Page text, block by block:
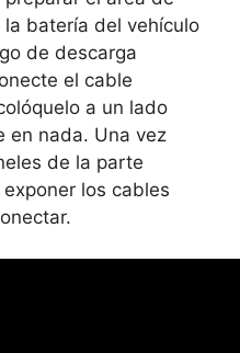
batería del vehículo
de descarga
el cable
a un lado
en nada. Una vez
de la parte
los cables